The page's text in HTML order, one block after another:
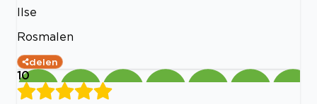
Ilse
Rosmalen
delen
10